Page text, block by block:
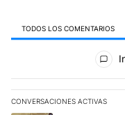
TODOS LOS COMENTARIOS
Todos los
CONVERSACIONES ACTIVAS
Este listado muestra los